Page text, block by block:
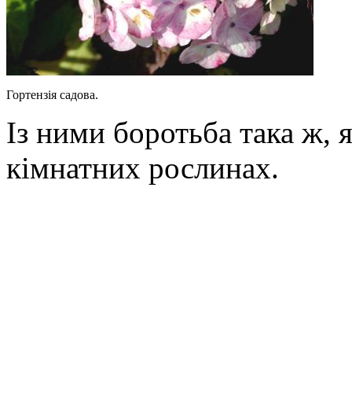
Гортензія садова.
Із ними боротьба така ж,
кімнатних рослинах.